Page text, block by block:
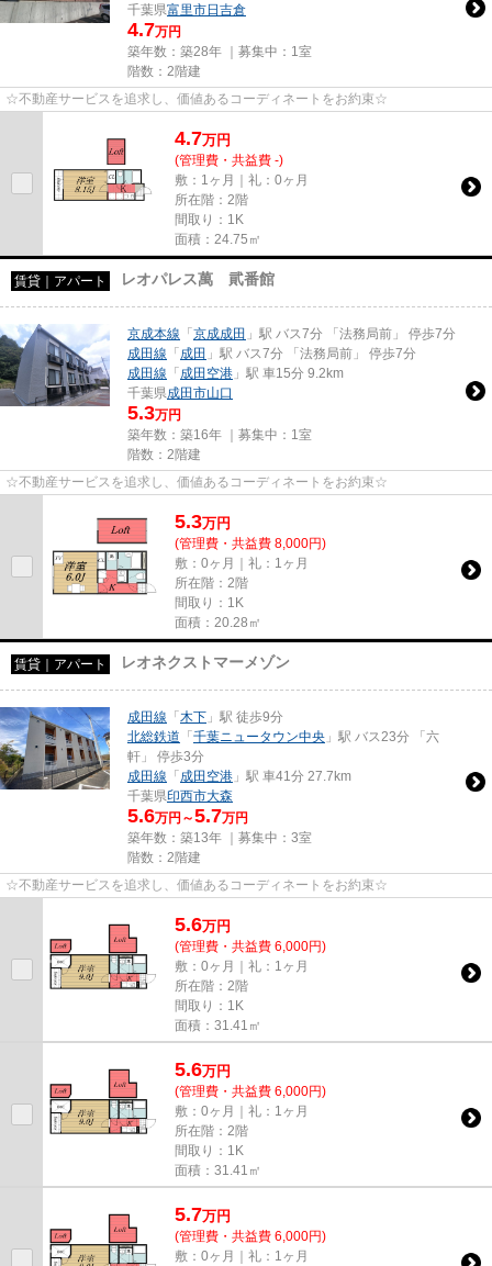
千葉県富里市日吉倉
4.7万円
築年数：築28年 ｜募集中： 1室
階数：2階建
☆不動産サービスを追求し、価値あるコーディネートをお約束☆
4.7万円
(管理費・共益費 -)
敷：1ヶ月｜礼：0ヶ月
所在階：2階
間取り：1K
面積：24.75㎡
賃貸｜アパート レオパレス萬 貮番館
京成本線 「京成成田 」駅 バス7分 「法務局前」 停歩7分
成田線 「成田 」駅 バス7分 「法務局前」 停歩7分
成田線 「成田空港 」駅 車15分 9.2km
千葉県成田市山口
5.3万円
築年数：築16年 ｜募集中： 1室
階数：2階建
☆不動産サービスを追求し、価値あるコーディネートをお約束☆
5.3万円
(管理費・共益費 8,000円)
敷：0ヶ月｜礼：1ヶ月
所在階：2階
間取り：1K
面積：20.28㎡
賃貸｜アパート レオネクストマーメゾン
成田線 「木下 」駅 徒歩9分
北総鉄道 「千葉ニュータウン中央 」駅 バス23分 「六
軒」 停歩3分
成田線 「成田空港 」駅 車41分 27.7km
千葉県印西市大森
5.6万円～5.7万円
築年数：築13年 ｜募集中： 3室
階数：2階建
☆不動産サービスを追求し、価値あるコーディネートをお約束☆
5.6万円
(管理費・共益費 6,000円)
敷：0ヶ月｜礼：1ヶ月
所在階：2階
間取り：1K
面積：31.41㎡
5.6万円
(管理費・共益費 6,000円)
敷：0ヶ月｜礼：1ヶ月
所在階：2階
間取り：1K
面積：31.41㎡
5.7万円
(管理費・共益費 6,000円)
敷：0ヶ月｜礼：1ヶ月